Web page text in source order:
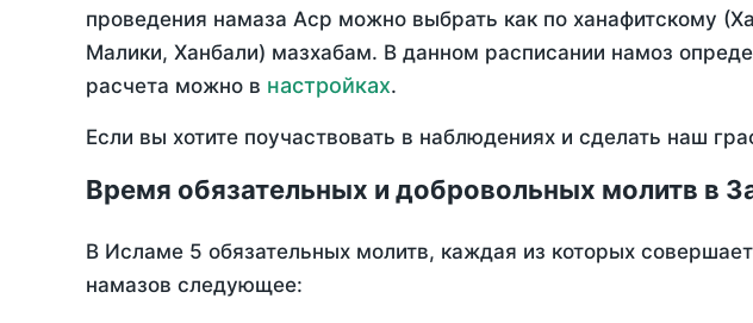
проведения намаза Аср можно выбрать как по ханафитскому
Малики, Ханбали) мазхабам. В данном расписании намоз
расчета можно в настройках.
Если вы хотите поучаствовать в наблюдениях и сделать наш
Время обязательных и добровольных молитв в
В Исламе 5 обязательных молитв, каждая из которых
намазов следующее: